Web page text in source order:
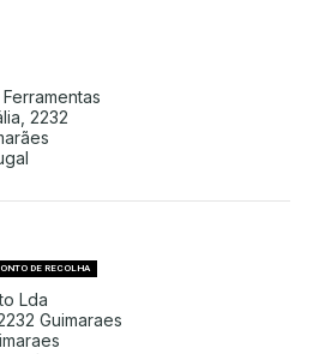
2232
DE RECOLHA
Lda
Guimaraes